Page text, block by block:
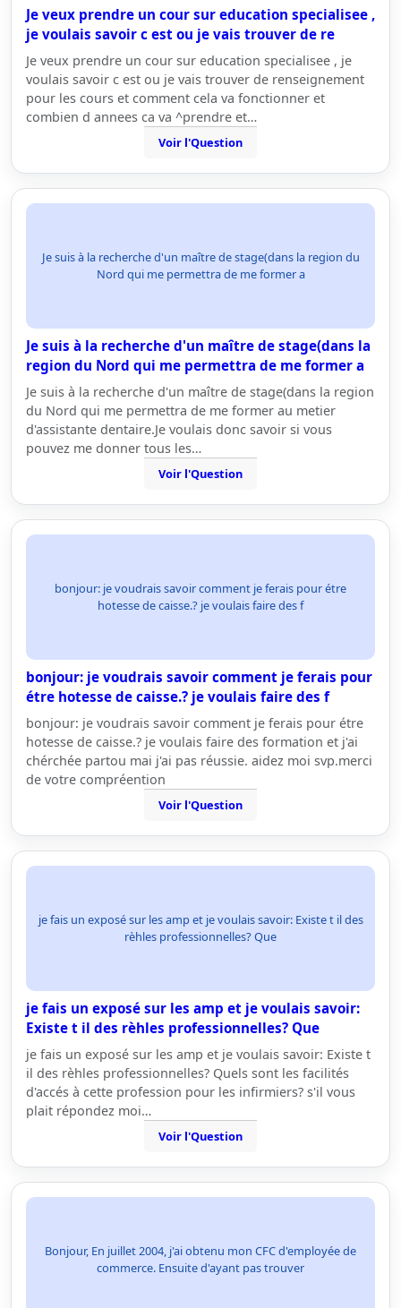
Je veux prendre un cour sur education specialisee ,
je voulais savoir c est ou je vais trouver de re
Je veux prendre un cour sur education specialisee , je
voulais savoir c est ou je vais trouver de renseignement
pour les cours et comment cela va fonctionner et
combien d annees ca va ^prendre et…
Voir l'Question
Je suis à la recherche d'un maître de stage(dans la region du
Nord qui me permettra de me former a
Je suis à la recherche d'un maître de stage(dans la
region du Nord qui me permettra de me former a
Je suis à la recherche d'un maître de stage(dans la region
du Nord qui me permettra de me former au metier
d'assistante dentaire.Je voulais donc savoir si vous
pouvez me donner tous les…
Voir l'Question
bonjour: je voudrais savoir comment je ferais pour étre
hotesse de caisse.? je voulais faire des f
bonjour: je voudrais savoir comment je ferais pour
étre hotesse de caisse.? je voulais faire des f
bonjour: je voudrais savoir comment je ferais pour étre
hotesse de caisse.? je voulais faire des formation et j'ai
chérchée partou mai j'ai pas réussie. aidez moi svp.merci
de votre compréention
Voir l'Question
je fais un exposé sur les amp et je voulais savoir: Existe t il des
rèhles professionnelles? Que
je fais un exposé sur les amp et je voulais savoir:
Existe t il des rèhles professionnelles? Que
je fais un exposé sur les amp et je voulais savoir: Existe t
il des rèhles professionnelles? Quels sont les facilités
d'accés à cette profession pour les infirmiers? s'il vous
plait répondez moi…
Voir l'Question
Bonjour, En juillet 2004, j'ai obtenu mon CFC d'employée de
commerce. Ensuite d'ayant pas trouver